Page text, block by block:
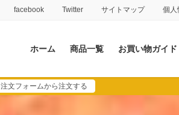
facebook Twitter サイトマップ 個人
ホーム 商品一覧 お買い物ガイド
注文フォームから注文する